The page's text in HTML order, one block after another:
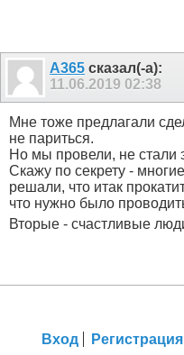
А365 сказал(-а):
11.06.2019 02:38
Мне тоже предлагали
не париться.
Но мы провели, не стали
Скажу по секрету -
решали, что итак
что нужно было
Вторые - счастливые
Вход Регистрация